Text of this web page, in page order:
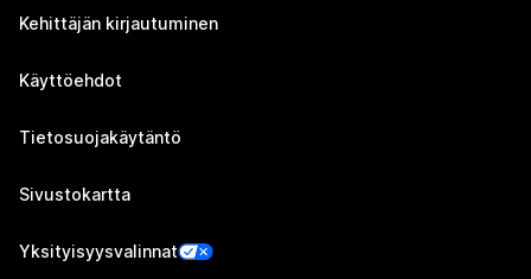
Kehittäjän kirjautuminen
Käyttöehdot
Tietosuojakäytäntö
Sivustokartta
Yksityisyysvalinnat